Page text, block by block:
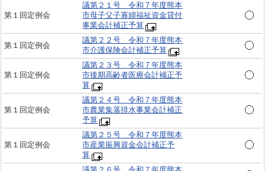
第１回定例会
議第２１号 令和７年度熊本
市母子父子寡婦福祉資金貸付
事業会計補正予算
第１回定例会
議第２２号 令和７年度熊本
市介護保険会計補正予算
第１回定例会
議第２３号 令和７年度熊本
市後期高齢者医療会計補正予
算
第１回定例会
議第２４号 令和７年度熊本
市農業集落排水事業会計補正
予算
第１回定例会
議第２５号 令和７年度熊本
市産業振興資金会計補正予
算